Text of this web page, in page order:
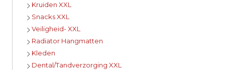
Kruiden XXL
Snacks XXL
Veiligheid- XXL
Radiator Hangmatten
Kleden
Dental/Tandverzorging XXL